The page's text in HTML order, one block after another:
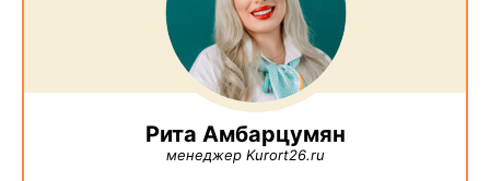
Рита Амбарцумян
менеджер Kurort26.ru